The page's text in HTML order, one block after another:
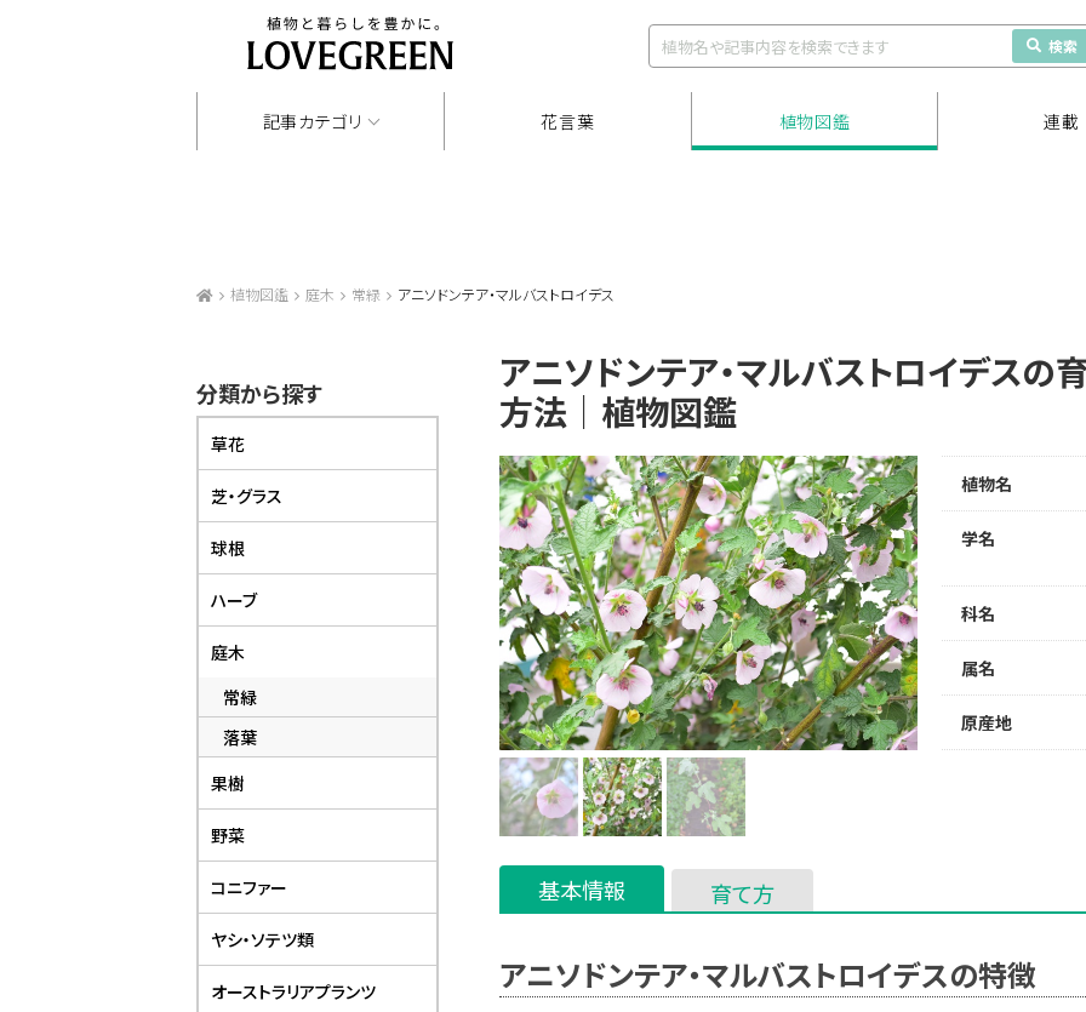
検索
記事カテゴリ 花言葉 植物図鑑 連載
植物図鑑 庭木 常緑 アニソドンテア・マルバストロイデス
アニソドンテア・マルバストロイデスの
方法｜植物図鑑
植物名
学名
科名
属名
原産地
基本情報 育て方
アニソドンテア・マルバストロイデスの特徴
分類から探す
草花
芝・グラス
球根
ハーブ
庭木
常緑
落葉
果樹
野菜
コニファー
ヤシ・ソテツ類
オーストラリアプランツ